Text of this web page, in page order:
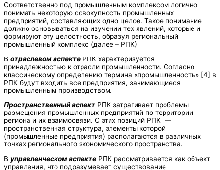
Соответственно под промышленным комплексом логично
понимать некоторую совокупность промышленных
предприятий, составляющих одно целое. Такое понимание
должно основываться на изучении тех явлений, которые и
формируют эту целостность, образуя региональный
промышленный комплекс (далее – РПК).
В отраслевом аспекте РПК характеризуется
принадлежностью к отрасли промышленности. Согласно
классическому определению термина «промышленность» [4] в
РПК будут входить все предприятия, занимающиеся
промышленным производством.
Пространственный аспект РПК затрагивает проблемы
размещения промышленных предприятий по территории
региона и их взаимосвязи. С этих позиций РПК —
пространственная структура, элементы которой
(промышленные предприятия) располагаются в различных
точках регионального экономического пространства.
В управленческом аспекте РПК рассматривается как объект
управления, что подразумевает существование